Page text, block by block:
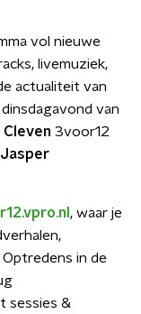
vol nieuwe
livemuziek,
actualiteit van
van
Cleven 3voor12
Jasper
, waar je
in de
sessies &